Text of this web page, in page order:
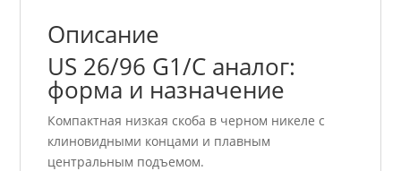
Описание
US 26/96 G1/C аналог:
форма и назначение
Компактная низкая скоба в черном никеле с
клиновидными концами и плавным
центральным подъемом.